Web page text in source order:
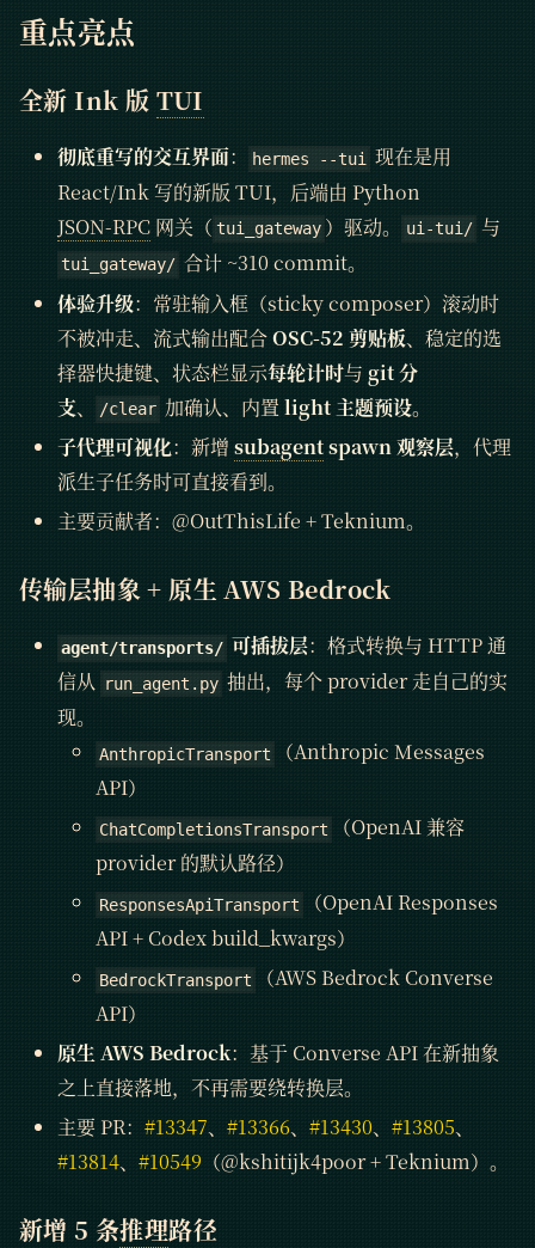
重点亮点
全新 Ink 版 TUI
彻底重写的交互界面： hermes --tui
现在是用
React/Ink 写的新版 TUI，后端由 Python
JSON-RPC 网关（ tui_gateway ）驱动。 ui-tui/ 与
tui_gateway/ 合计 ~310 commit。
体验升级：常驻输入框（sticky composer）滚动时
不被冲走、流式输出配合OSC-52 剪贴板、稳定的选
择器快捷键、状态栏显示每轮计时与 git 分
支、 /clear 加确认、内置light 主题预设。
子代理可视化：新增 subagentspawn 观察层，代理
派生子任务时可直接看到。
主要贡献者：@OutThisLife + Teknium。
传输层抽象 + 原生 AWS Bedrock
agent/transports/ 可插拔层：格式转换与 HTTP 通
信从
run_agent.py 抽出，每个 provider 走自己的实
现。
AnthropicTransport
（Anthropic Messages
API）
ChatCompletionsTransport
（OpenAI 兼容
provider 的默认路径）
ResponsesApiTransport
（OpenAI Responses
API + Codex build_kwargs）
BedrockTransport
（AWS Bedrock Converse
API）
原生 AWS Bedrock：基于 Converse API 在新抽象
之上直接落地，不再需要绕转换层。
主要 PR： #13347、 #13366、 #13430、 #13805、
#13814、 #10549 （@kshitijk4poor + Teknium）。
新增 5 条推理路径